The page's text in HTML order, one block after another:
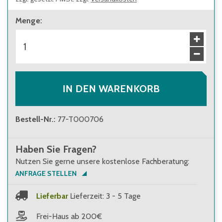
Menge:
IN DEN WARENKORB
Bestell-Nr.: 77-T000706
Haben Sie Fragen?
Nutzen Sie gerne unsere kostenlose Fachberatung:
ANFRAGE STELLEN
Lieferbar Lieferzeit: 3 - 5 Tage
Frei-Haus ab 200€